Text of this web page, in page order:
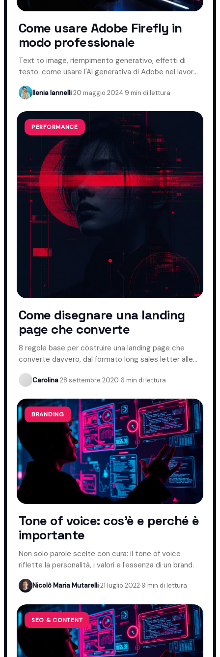
Come usare Adobe Firefly in
modo professionale
Text to image, riempimento generativo, effetti di
testo: come usare l'AI generativa di Adobe nel lavoro
creativo.
Ilenia Iannelli·20 maggio 2024·9 min di lettura
PERFORMANCE
Come disegnare una landing
page che converte
8 regole base per costruire una landing page che
converte davvero, dal formato long sales letter alle
CTA ripetute.
Carolina·28 settembre 2020·6 min di lettura
BRANDING
Tone of voice: cos'è e perché è
importante
Non solo parole scelte con cura: il tone of voice
riflette la personalità, i valori e l'essenza di un brand.
Nicolò Maria Mutarelli·21 luglio 2022·9 min di lettura
SEO & CONTENT